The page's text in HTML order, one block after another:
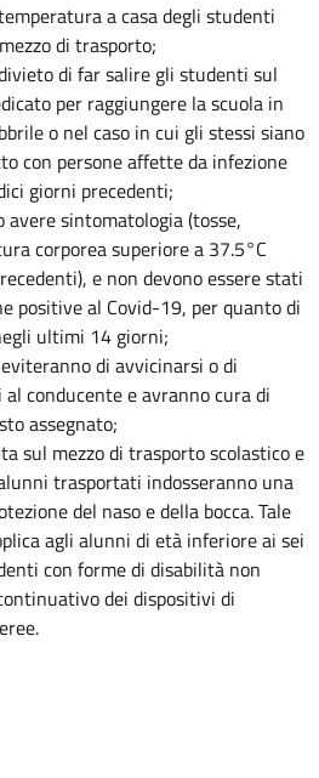
a casa degli studenti
di trasporto;
di far salire gli studenti sul
per raggiungere la scuola in
o nel caso in cui gli stessi siano
con persone affette da infezione
giorni precedenti;
avere sintomatologia (tosse,
corporea superiore a 37.5°C
e non devono essere stati
positive al Covid-19, per quanto di
ultimi 14 giorni;
di avvicinarsi o di
conducente e avranno cura di
assegnato;
sul mezzo di trasporto scolastico e
trasportati indosseranno una
del naso e della bocca. Tale
agli alunni di età inferiore ai sei
con forme di disabilità non
dei dispositivi di